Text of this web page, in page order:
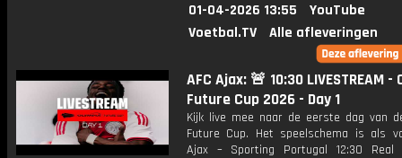
01-04-2026 13:55
YouTube
Voetbal.TV
Alle afleveringen
AFC Ajax: 🚨 10:30 LIVESTREAM -
Future Cup 2026 - Day 1
Kijk live mee naar de eerste dag van
Future Cup. Het speelschema is als
Ajax – Sporting Portugal 12:30 Real